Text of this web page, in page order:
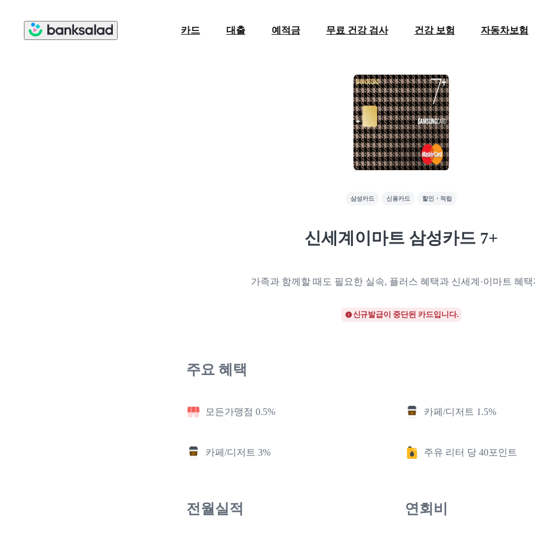
카드 대출 예적금 무료 건강 검사 건강 보험 자동차보험
삼성카드 신용카드 할인・적립
신세계이마트 삼성카드 7+
가족과 함께할 때도 필요한 실속, 플러스 혜택과 신세계·이마트 혜
신규발급이 중단된 카드입니다.
주요 혜택
모든가맹점 0.5% 카페/디저트 1.5%
카페/디저트 3% 주유 리터 당 40포인트
전월실적 연회비